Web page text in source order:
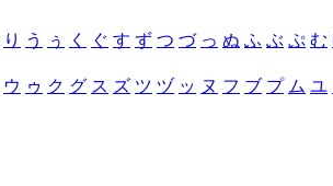
り う ぅ く ぐ す ず つ づ っ ぬ ふ ぶ ぷ む
ウ ゥ ク グ ス ズ ツ ヅ ッ ヌ フ ブ プ ム ユ